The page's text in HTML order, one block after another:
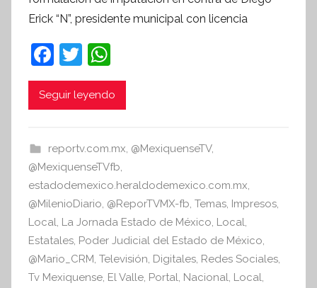
S
í
I
f
o
r
m
a
t
Erick “N”, presidente municipal con licencia
F
a
c
b
o
o
k
T
w
itt
h
at
A
p
p
Seguir leyendo
reportv.com.mx, @MexiquenseTV,
@MexiquenseTVfb,
estadodemexico.heraldodemexico.com.mx,
@MilenioDiario, @ReporTVMX-fb, Temas, Impresos,
Local, La Jornada Estado de México, Local,
Estatales, Poder Judicial del Estado de México,
@Mario_CRM, Televisión, Digitales, Redes Sociales,
Tv Mexiquense, El Valle, Portal, Nacional, Local,